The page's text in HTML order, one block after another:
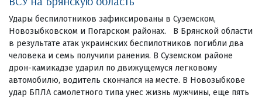
Удары беспилотников зафиксированы в Суземском,
Новозыбковском и Погарском районах. В Брянской области
в результате атак украинских беспилотников погибли два
человека и семь получили ранения. В Суземском районе
дрон-камикадзе ударил по движущемуся легковому
автомобилю, водитель скончался на месте. В Новозыбкове
удар БПЛА самолетного типа унес жизнь мужчины, еще пять